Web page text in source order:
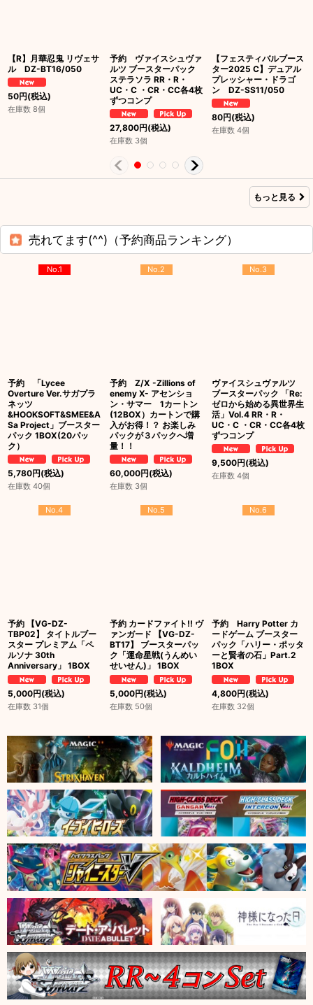
【R】月華忍鬼 リヴェサ
ル DZ-BT16/050
50円(税込)
在庫数 8個
予約 ヴァイスシュヴァ
ルツ ブースターパック
ステラソラ RR・R・
UC・C ・CR・CC各4枚
ずつコンプ
27,800円(税込)
在庫数 3個
【フェスティバルブース
ター2025 C】デュアル
プレッシャー・ドラゴ
ン DZ-SS11/050
80円(税込)
在庫数 4個
もっと見る
売れてます(^^)（予約商品ランキング）
No.1
予約 「Lycee
Overture Ver.サガプラ
ネッツ
&HOOKSOFT&SMEE&A
Sa Project」ブースター
パック 1BOX(20パッ
ク）
5,780円(税込)
在庫数 40個
No.2
予約 Z/X -Zillions of
enemy X- アセンショ
ン・サマー 1カートン
(12BOX）カートンで購
入がお得！？ お楽しみ
パックが３パックへ増
量！！
60,000円(税込)
在庫数 3個
No.3
ヴァイスシュヴァルツ
ブースターパック 「Re:
ゼロから始める異世界生
活」Vol.4 RR・R・
UC・C ・CR・CC各4枚
ずつコンプ
9,500円(税込)
在庫数 4個
No.4
予約 【VG-DZ-
TBP02】 タイトルブー
スター プレミアム「ペ
ルソナ 30th
Anniversary」 1BOX
5,000円(税込)
在庫数 31個
No.5
予約 カードファイト!! ヴ
ァンガード 【VG-DZ-
BT17】 ブースターパッ
ク「運命星戦(うんめい
せいせん)」 1BOX
5,000円(税込)
在庫数 50個
No.6
予約 Harry Potter カ
ードゲーム ブースター
パック「ハリー・ポッタ
ーと賢者の石」Part.2
1BOX
4,800円(税込)
在庫数 32個